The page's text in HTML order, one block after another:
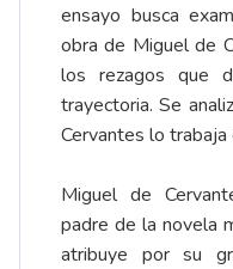
ensayo busca
obra de Miguel de
los rezagos que
trayectoria. Se
Cervantes lo trabaja
Miguel de
padre de la novela
atribuye por su